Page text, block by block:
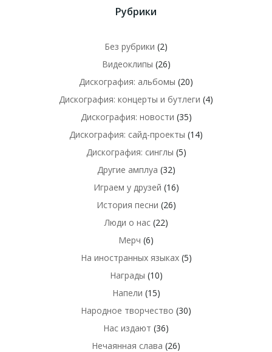
Рубрики
Без рубрики (2)
Видеоклипы (26)
Дискография: альбомы (20)
Дискография: концерты и бутлеги (4)
Дискография: новости (35)
Дискография: сайд-проекты (14)
Дискография: синглы (5)
Другие амплуа (32)
Играем у друзей (16)
История песни (26)
Люди о нас(22)
Мерч (6)
На иностранных языках(5)
Награды (10)
Напели (15)
Народное творчество (30)
Нас издают (36)
Нечаянная слава (26)